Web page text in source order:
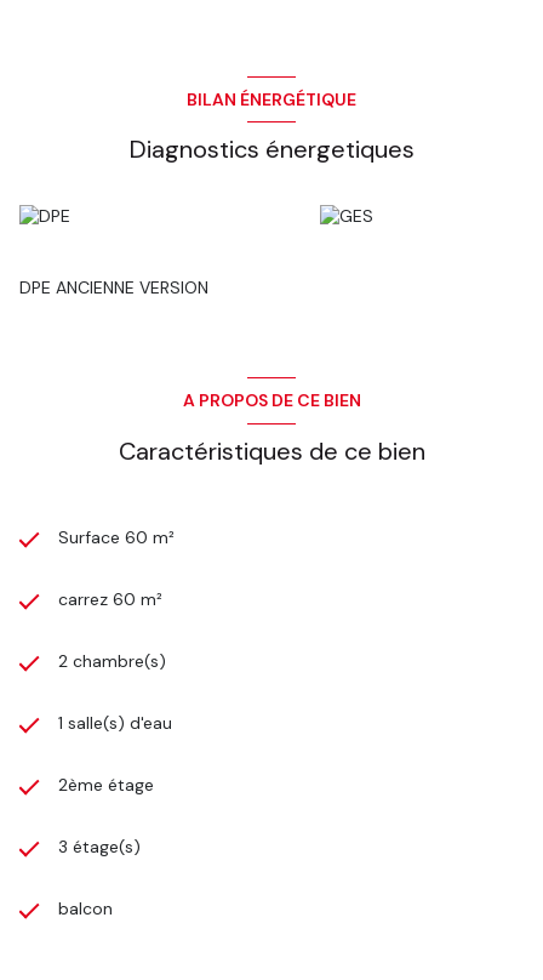
BILAN ÉNERGÉTIQUE
Diagnostics énergetiques
DPE ANCIENNE VERSION
A PROPOS DE CE BIEN
Caractéristiques de ce bien
Surface 60 m²
carrez 60 m²
2 chambre(s)
1 salle(s) d'eau
2ème étage
3 étage(s)
balcon